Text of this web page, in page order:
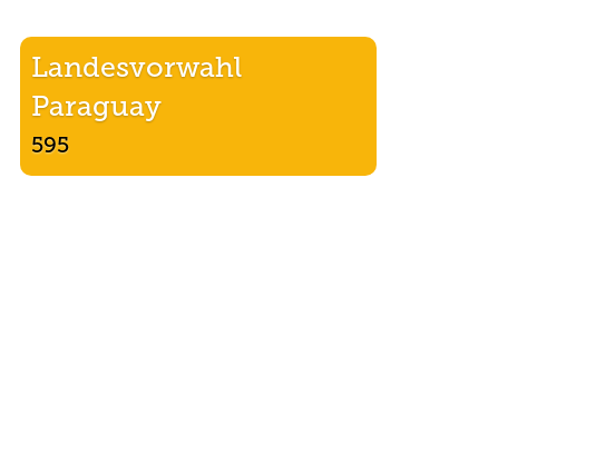
Landesvorwahl
Paraguay
595